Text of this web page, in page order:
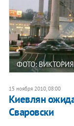
ФОТО:
15 ноября 2010, 08:00
Киевлян
Сваровски